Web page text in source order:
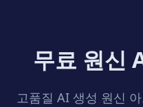
무료 원신
고품질 AI 생성 원신